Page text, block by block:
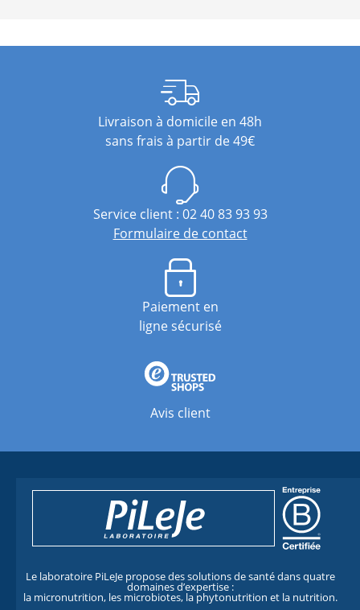
Livraison à domicile en 48h
sans frais à partir de 49€
Service client : 02 40 83 93 93
Formulaire de contact
Paiement en
ligne sécurisé
Avis client
Le laboratoire PiLeJe propose des solutions de santé dans quatre
domaines d’expertise :
la micronutrition, les microbiotes, la phytonutrition et la nutrition.